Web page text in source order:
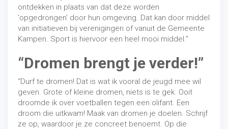
ontdekken in plaats van dat deze worden
‘opgedrongen’ door hun omgeving. Dat kan door middel
van initiatieven bij verenigingen of vanuit de Gemeente
Kampen. Sport is hiervoor een heel mooi middel.”
“Dromen brengt je verder!”
“Durf te dromen! Dat is wat ik vooral de jeugd mee wil
geven. Grote of kleine dromen, niets is te gek. Ooit
droomde ik over voetballen tegen een olifant. Een
droom die uitkwam! Maak van dromen je doelen. Schrijf
ze op, waardoor je ze concreet benoemt. Op die